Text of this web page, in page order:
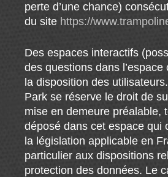
perte d’une chance)
du site https://
Des espaces interactifs
des questions dans
la disposition des
Park se réserve le droit de
mise en demeure préalable,
déposé dans cet espace qui
la législation applicable en
particulier aux dispositions
protection des données. Le